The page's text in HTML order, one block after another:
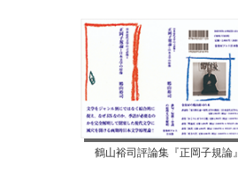
鶴山裕司評論集『正岡子規論』